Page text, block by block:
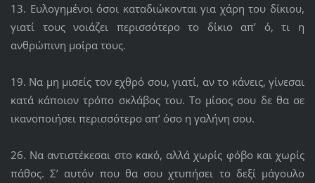
13. Ευλογημένοι όσοι καταδιώκονται για χάρη του δίκιου,
γιατί τους νοιάζει περισσότερο το δίκιο απ’ ό, τι η
ανθρώπινη μοίρα τους.
19. Να μη μισείς τον εχθρό σου, γιατί, αν το κάνεις, γίνεσαι
κατά κάποιον τρόπο σκλάβος του. Το μίσος σου δε θα σε
ικανοποιήσει περισσότερο απ’ όσο η γαλήνη σου.
26. Να αντιστέκεσαι στο κακό, αλλά χωρίς φόβο και χωρίς
πάθος. Σ’ αυτόν που θα σου χτυπήσει το δεξί μάγουλο